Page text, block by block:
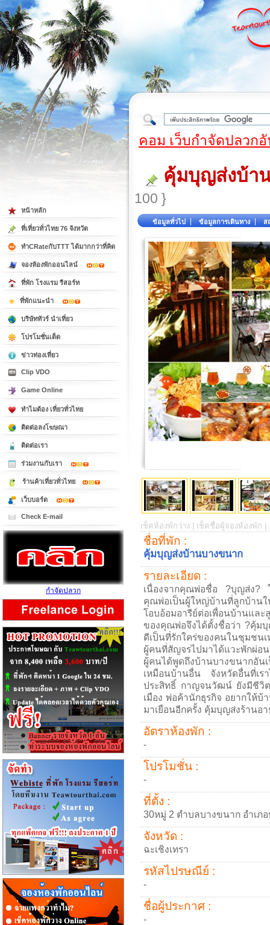
ต้
คอม เว็บกำจัดปลวก
คุ้มบุญส่งบ้า
100 }
ข้อมูลทั่วไป ข้อมูลการเดินทาง ส
เช็คห้องพักว่าง | เช็คชื่อผู้จองห้องพัก |
ชื่อที่พัก :
คุ้มบุญส่งบ้านบางขนาก
รายละเอียด :
เนื่องจากคุณพ่อชื่อ ?บุญส่ง?
คุณพ่อเป็นผู้ใหญ่บ้านที่ลูกบ้าน
โอบอ้อมอารีย์ต่อเพื่อนบ้านแล
ของคุณพ่อจึงได้ตั้งชื่อว่า ?คุ้มบุ
ดีเป็นที่รักใคร่ของคนในชุมชน
ผู้คนที่สัญจรไปมาได้แวะพักผ่
ผู้คนได้พูดถึงบ้านบางขนากอัน
เหมือนบ้านอื่น จังหวัดอื่นที่เร
ประสิทธิ์ กาญจนวัฒน์ ยังมีชีวิ
เมือง พ่อค้านักธุรกิจ อยากให้บ้
มาเยือนอีกครั้ง คุ้มบุญส่งร้านอ
อัตราห้องพัก :
-
โปรโมชั่น :
-
ที่ตั้ง :
30หมู่ 2 ตำบลบางขนาก อำเภอ
จังหวัด :
ฉะเชิงเทรา
รหัสไปรษณีย์ :
-
ชื่อผู้ประกาศ :
-
หน้าหลัก
ที่เที่ยวทั่วไทย 76 จังหวัด
ทำCRateกับTTT ได้มากกว่าที่คิด
จองห้องพักออนไลน์
ที่พัก โรงแรม รีสอร์ท
ที่พักแนะนำ
บริษัททัวร์ นำเที่ยว
โปรโมชั่นเด็ด
ข่าวท่องเที่ยว
Clip VDO
Game Online
ทำไมต้อง เที่ยวทั่วไทย
ติดต่อลงโฆษณา
ติดต่อเรา
ร่วมงานกับเรา
ร้านค้าเที่ยวทั่วไทย
เว็บบอร์ด
Check E-mail
กำจัดปลวก